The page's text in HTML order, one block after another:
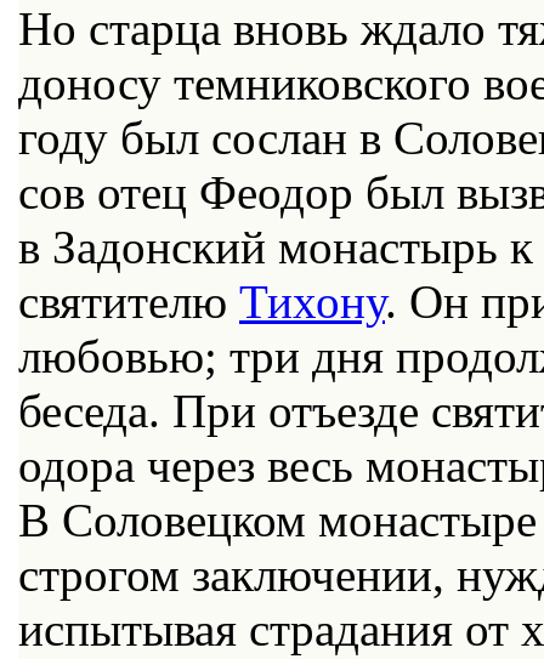
Но стар­ца вновь жда­ло
до­но­су тем­ни­ков­ско­го
го­ду был со­слан в
сов отец Фе­о­дор был
в За­дон­ский мо­на­стырь
свя­ти­те­лю Ти­хо­ну. Он
лю­бо­вью; три дня
бе­се­да. При отъ­ез­де
о­до­ра через весь
В Со­ло­вец­ком мо­на­сты­ре
стро­гом за­клю­че­нии,
ис­пы­ты­вая стра­да­ния от